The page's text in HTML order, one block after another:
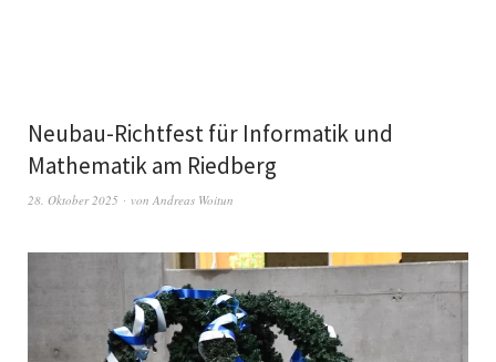
Neubau-Richtfest für Informatik und
Mathematik am Riedberg
28. Oktober 2025 von Andreas Woitun